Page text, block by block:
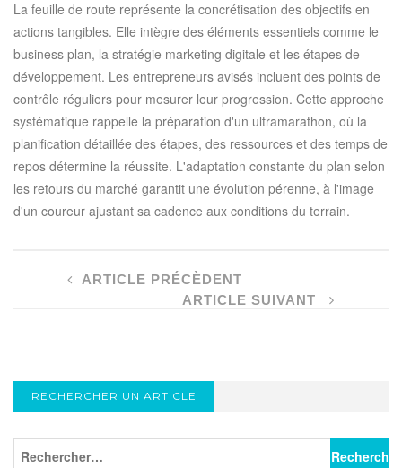
La feuille de route représente la concrétisation des objectifs en
actions tangibles. Elle intègre des éléments essentiels comme le
business plan, la stratégie marketing digitale et les étapes de
développement. Les entrepreneurs avisés incluent des points de
contrôle réguliers pour mesurer leur progression. Cette approche
systématique rappelle la préparation d'un ultramarathon, où la
planification détaillée des étapes, des ressources et des temps de
repos détermine la réussite. L'adaptation constante du plan selon
les retours du marché garantit une évolution pérenne, à l'image
d'un coureur ajustant sa cadence aux conditions du terrain.
ARTICLE PRÉCÈDENT
ARTICLE SUIVANT
RECHERCHER UN ARTICLE